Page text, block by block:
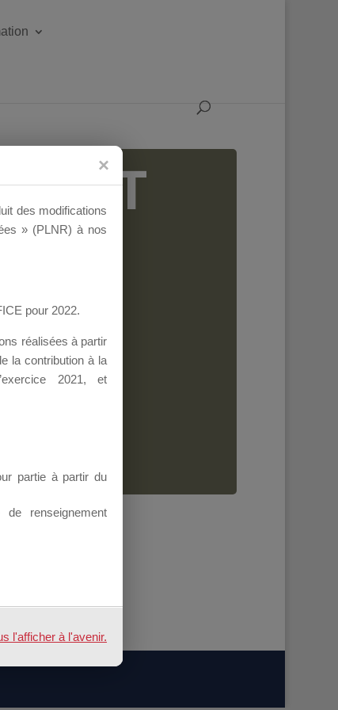
des modifications
» (PLNR) à nos
pour 2022.
réalisées à partir
la contribution à la
2021, et
partie à partir du
renseignement
l'afficher à l'avenir.